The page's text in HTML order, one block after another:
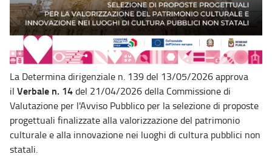
La Determina dirigenziale n. 139 del 13/05/2026 approva
il Verbale n. 14del 21/04/2026 della Commissione di
Valutazione per l'Avviso Pubblico per la selezione di proposte
progettuali finalizzate alla valorizzazione del patrimonio
culturale e alla innovazione nei luoghi di cultura pubblici non
statali.